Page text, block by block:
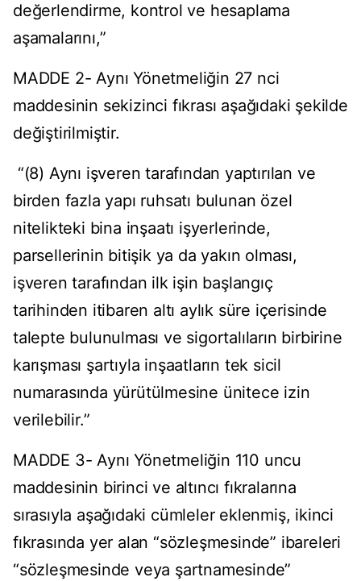
değerlendirme, kontrol ve hesaplama
aşamalarını,”
MADDE 2- Aynı Yönetmeliğin 27 nci
maddesinin sekizinci fıkrası aşağıdaki şekilde
değiştirilmiştir.
“(8) Aynı işveren tarafından yaptırılan ve
birden fazla yapı ruhsatı bulunan özel
nitelikteki bina inşaatı işyerlerinde,
parsellerinin bitişik ya da yakın olması,
işveren tarafından ilk işin başlangıç
tarihinden itibaren altı aylık süre içerisinde
talepte bulunulması ve sigortalıların birbirine
karışması şartıyla inşaatların tek sicil
numarasında yürütülmesine ünitece izin
verilebilir.”
MADDE 3- Aynı Yönetmeliğin 110 uncu
maddesinin birinci ve altıncı fıkralarına
sırasıyla aşağıdaki cümleler eklenmiş, ikinci
fıkrasında yer alan “sözleşmesinde” ibareleri
“sözleşmesinde veya şartnamesinde”